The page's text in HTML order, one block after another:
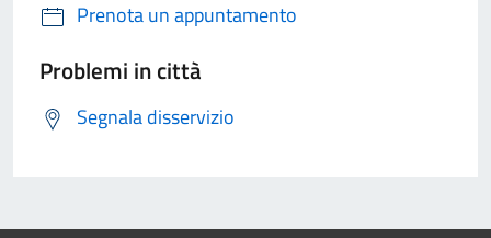
Prenota un appuntamento
Problemi in città
Segnala disservizio